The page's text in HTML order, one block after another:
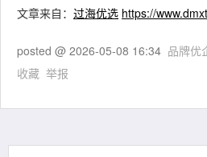
文章来自： 过海优选 https://
posted @ 2026-05-08 16:34 品牌优
收藏 举报